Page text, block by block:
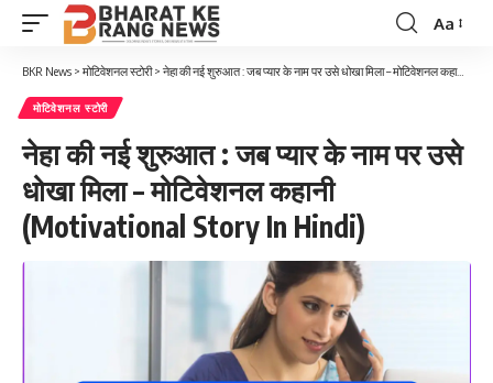
Font
Aa
BKR News > मोटिवेशनल स्टोरी> नेहा की नई शुरुआत : जब प्यार के नाम पर उसे धोखा मिला – मोटिवेशनल कहानी (Motivational Story In Hindi)
मोटिवेशनल स्टोरी
नेहा की नई शुरुआत : जब प्यार के नाम पर उसे
धोखा मिला – मोटिवेशनल कहानी
(Motivational Story In Hindi)